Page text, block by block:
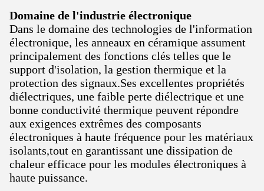
Domaine de l'industrie électronique
Dans le domaine des technologies de l'information
électronique, les anneaux en céramique assument
principalement des fonctions clés telles que le
support d'isolation, la gestion thermique et la
protection des signaux.Ses excellentes propriétés
diélectriques, une faible perte diélectrique et une
bonne conductivité thermique peuvent répondre
aux exigences extrêmes des composants
électroniques à haute fréquence pour les matériaux
isolants,tout en garantissant une dissipation de
chaleur efficace pour les modules électroniques à
haute puissance.